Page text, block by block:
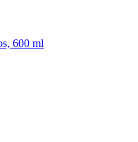
600 ml